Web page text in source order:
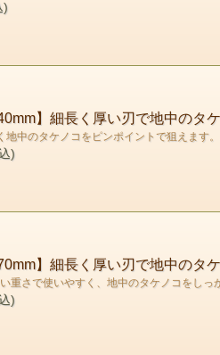
)
】細長く厚い刃で地中のタ
地中のタケノコをピンポイントで狙えます
)
】細長く厚い刃で地中のタ
重さで使いやすく、地中のタケノコをしっ
)